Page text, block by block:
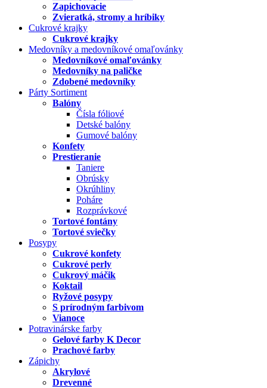
Zapichovacie
Zvieratká, stromy a hríbiky
Cukrové krajky
Cukrové krajky
Medovníky a medovníkové omaľovánky
Medovníkové omaľovánky
Medovníky na paličke
Zdobené medovníky
Párty Sortiment
Balóny
Čísla fóliové
Detské balóny
Gumové balóny
Konfety
Prestieranie
Taniere
Obrúsky
Okrúhliny
Poháre
Rozprávkové
Tortové fontány
Tortové sviečky
Posypy
Cukrové konfety
Cukrové perly
Cukrový máčik
Koktail
Ryžové posypy
S prírodným farbivom
Vianoce
Potravinárske farby
Gelové farby K Decor
Prachové farby
Zápichy
Akrylové
Drevenné